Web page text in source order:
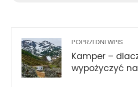
POPRZEDNI WPIS
Kamper –
wypożyczyć